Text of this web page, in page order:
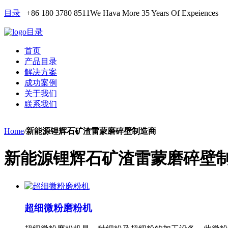
目录 +86 180 3780 8511We Hava More 35 Years Of Expeiences
目录
首页
产品目录
解决方案
成功案例
关于我们
联系我们
Home/新能源锂辉石矿渣雷蒙磨碎壁制造商
新能源锂辉石矿渣雷蒙磨碎壁
超细微粉磨粉机